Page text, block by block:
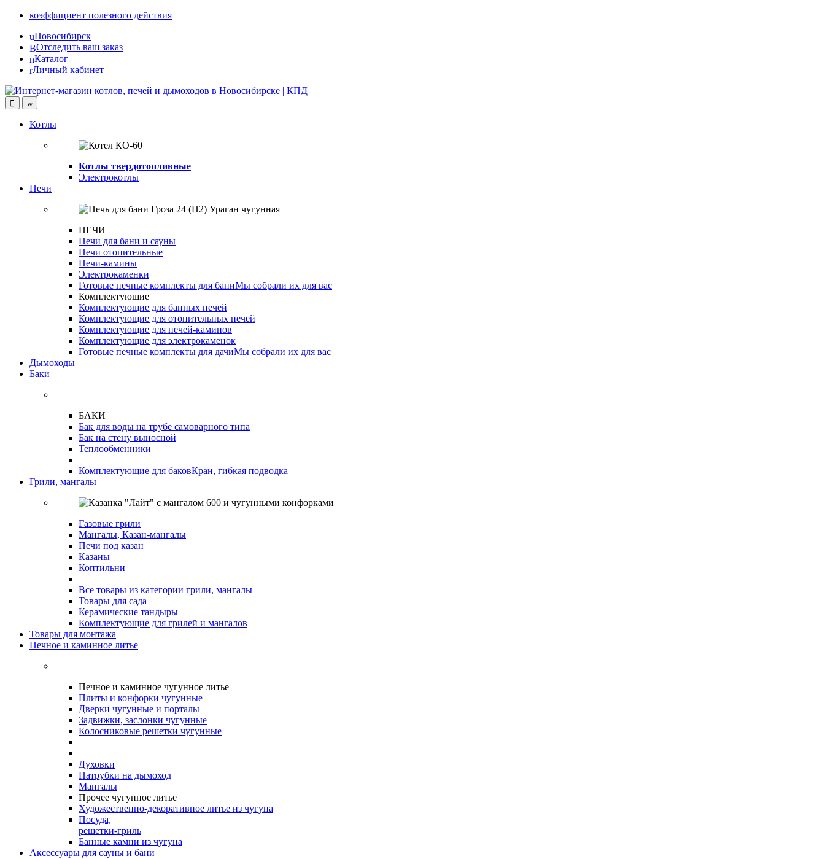
Skip
navigation
Skip
content
коэффициент полезного действия
Новосибирск
Отследить ваш заказ
Каталог
Личный кабинет
OpenClose
Котлы
Котлы твердотопливные
Электрокотлы
Печи
ПЕЧИ
Печи для бани и сауны
Печи отопительные
Печи-камины
Электрокаменки
Готовые печные комплекты для баниМы собрали их для вас
Комплектующие
Комплектующие для банных печей
Комплектующие для отопительных печей
Комплектующие для печей-каминов
Комплектующие для электрокаменок
Готовые печные комплекты для дачиМы собрали их для вас
Дымоходы
Баки
БАКИ
Бак для воды на трубе самоварного типа
Бак на стену выносной
Теплообменники
Комплектующие для баковКран, гибкая подводка
Грили, мангалы
Газовые грили
Мангалы, Казан-мангалы
Печи под казан
Казаны
Коптильни
Все товары из категории грили, мангалы
Товары для сада
Керамические тандыры
Комплектующие для грилей и мангалов
Товары для монтажа
Печное и каминное литье
Печное и каминное чугунное литье
Плиты и конфорки чугунные
Дверки чугунные и порталы
Задвижки, заслонки чугунные
Колосниковые решетки чугунные
Духовки
Патрубки на дымоход
Мангалы
Прочее чугунное литье
Художественно-декоративное литье из чугуна
Посуда,
решетки-гриль
Банные камни из чугуна
Аксессуары для сауны и бани